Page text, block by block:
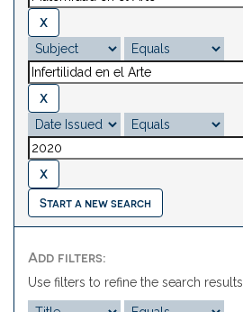
Start a new search
Add filters:
Use filters to refine the search results.